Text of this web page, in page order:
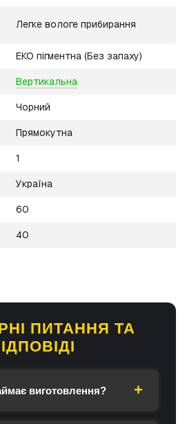
Легке вологе прибирання
ЕКО пігментна (Без запаху)
Вертикальна
Чорний
Прямокутна
1
Україна
60
40
ПИТАННЯ ТА
виготовлення?